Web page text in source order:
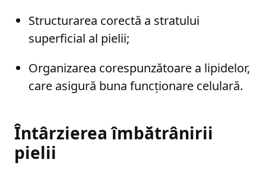
Structurarea corectă a stratului
superficial al pielii;
Organizarea corespunzătoare a lipidelor,
care asigură buna funcționare celulară.
Întârzierea îmbătrânirii
pielii